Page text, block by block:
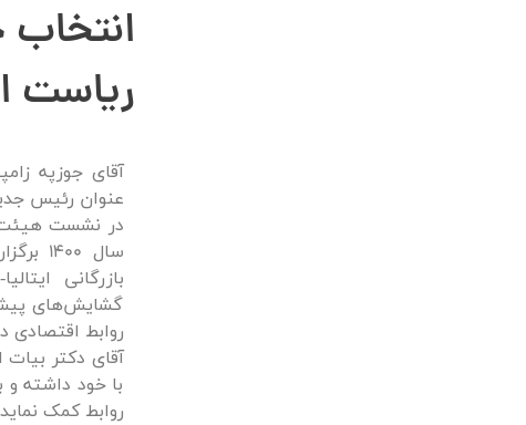
ریاست
آقای جوزپه
عنوان رئیس
سال
بازرگانی
گشایش‌های پیش
روابط اقتصادی
آقای دکتر بیات
با خود داشته و
روابط کمک